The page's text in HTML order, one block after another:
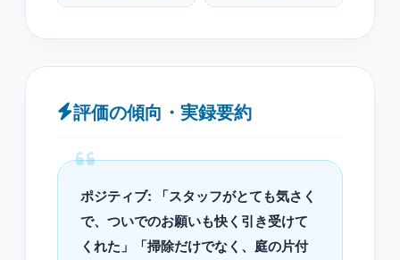
評価の傾向・実録要約
ポジティブ: 「スタッフがとても気さく
で、ついでのお願いも快く引き受けて
くれた」「掃除だけでなく、庭の片付